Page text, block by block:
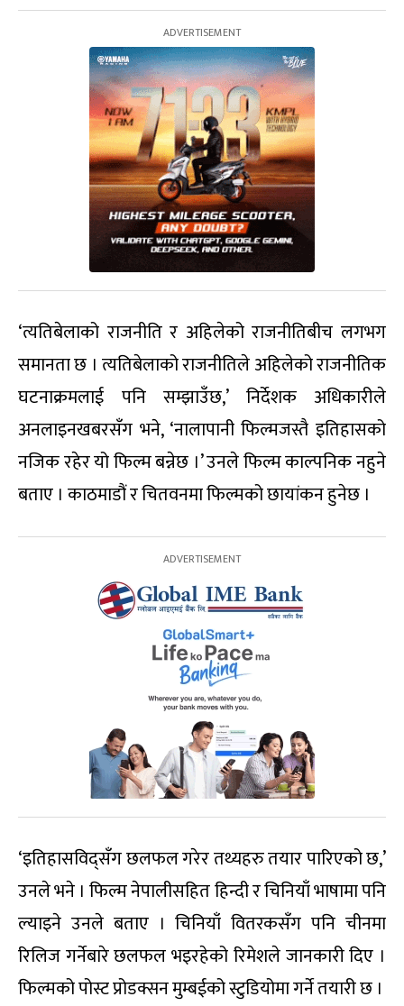
‘त्यतिबेलाको राजनीति र अहिलेको राजनीतिबीच लगभग
समानता छ । त्यतिबेलाको राजनीतिले अहिलेको राजनीतिक
घटनाक्रमलाई पनि सम्झाउँछ,’ निर्देशक अधिकारीले
अनलाइनखबरसँग भने, ‘नालापानी फिल्मजस्तै इतिहासको
नजिक रहेर यो फिल्म बन्नेछ ।’ उनले फिल्म काल्पनिक नहुने
बताए । काठमाडौं र चितवनमा फिल्मको छायांकन हुनेछ ।
‘इतिहासविद्सँग छलफल गरेर तथ्यहरु तयार पारिएको छ,’
उनले भने । फिल्म नेपालीसहित हिन्दी र चिनियाँ भाषामा पनि
ल्याइने उनले बताए । चिनियाँ वितरकसँग पनि चीनमा
रिलिज गर्नेबारे छलफल भइरहेको रिमेशले जानकारी दिए ।
फिल्मको पोस्ट प्रोडक्सन मुम्बईको स्टुडियोमा गर्ने तयारी छ ।